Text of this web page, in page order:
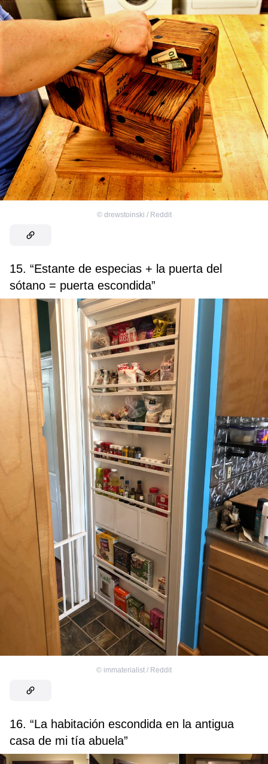
© drewstoinski / Reddit
15. “Estante de especias + la puerta del
sótano = puerta escondida”
© immaterialist / Reddit
16. “La habitación escondida en la antigua
casa de mi tía abuela”